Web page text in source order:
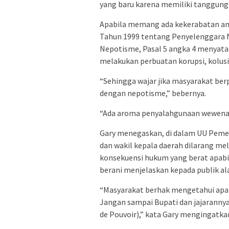
yang baru karena memiliki tanggung
Apabila memang ada kekerabatan
Tahun 1999 tentang Penyelenggara
Nepotisme, Pasal 5 angka 4
melakukan perbuatan korupsi,
“Sehingga wajar jika masyarakat
dengan nepotisme,” bebernya.
“Ada aroma penyalahgunaan
Gary menegaskan, di dalam UU
dan wakil kepala daerah dilarang
konsekuensi hukum yang berat
berani menjelaskan kepada publik
“Masyarakat berhak mengetahui
Jangan sampai Bupati dan
de Pouvoir),” kata Gary